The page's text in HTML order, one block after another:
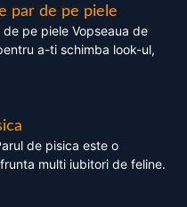
par de pe piele
pe piele Vopseaua de
a-ti schimba look-ul,
de pisica este o
multi iubitori de feline.